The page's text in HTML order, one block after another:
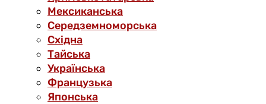
Мексиканська
Середземноморська
Східна
Тайська
Українська
Французька
Японська